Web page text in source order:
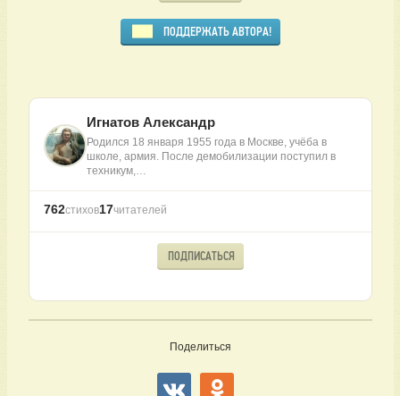
ПОДДЕРЖАТЬ АВТОРА!
Игнатов Александр
Родился 18 января 1955 года в Москве, учёба в
школе, армия. После демобилизации поступил в
техникум,…
762стихов17читателей
ПОДПИСАТЬСЯ
Поделиться